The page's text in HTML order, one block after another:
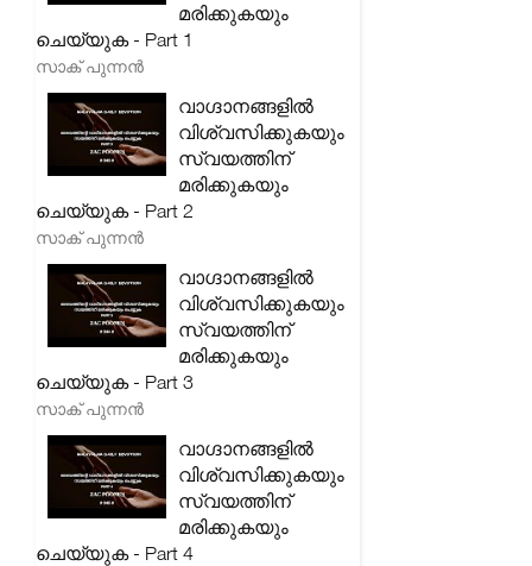
മരിക്കുകയും
ചെയ്യുക - Part 1
സാക് പുന്നൻ
വാഗ്ദാനങ്ങളിൽ
വിശ്വസിക്കുകയും
സ്വയത്തിന്
മരിക്കുകയും
ചെയ്യുക - Part 2
സാക് പുന്നൻ
വാഗ്ദാനങ്ങളിൽ
വിശ്വസിക്കുകയും
സ്വയത്തിന്
മരിക്കുകയും
ചെയ്യുക - Part 3
സാക് പുന്നൻ
വാഗ്ദാനങ്ങളിൽ
വിശ്വസിക്കുകയും
സ്വയത്തിന്
മരിക്കുകയും
ചെയ്യുക - Part 4